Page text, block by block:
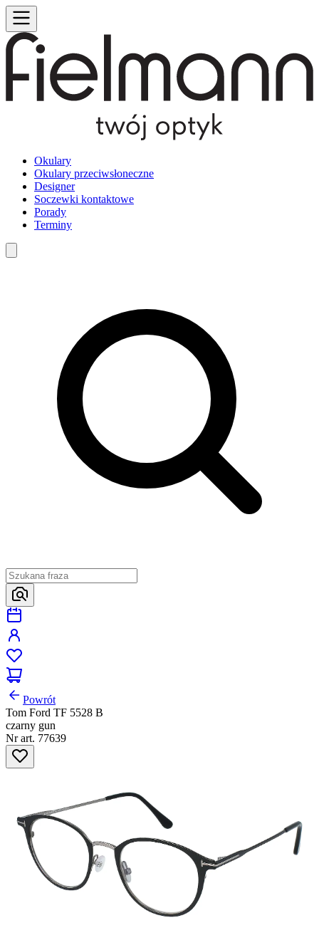
Okulary
Okulary przeciwsłoneczne
Designer
Soczewki kontaktowe
Porady
Terminy
Powrót
Tom Ford TF 5528 B
czarny gun
Nr art. 77639